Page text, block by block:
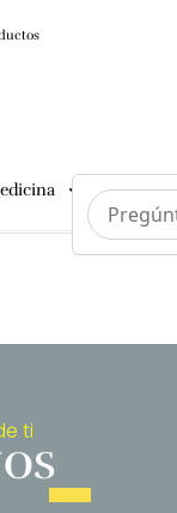
Cirugías
ti